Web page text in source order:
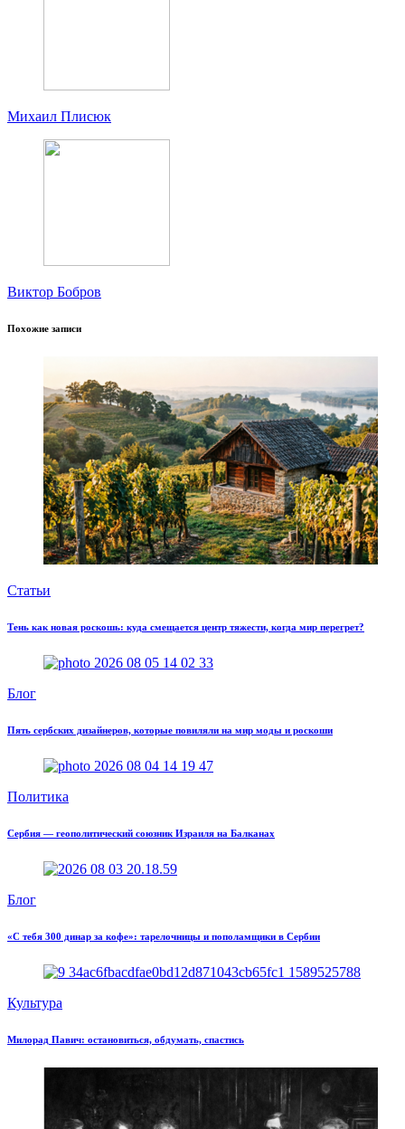
Михаил Плисюк
Виктор Бобров
Похожие записи
Статьи
Тень как новая роскошь: куда смещается центр тяжести, когда мир перегрет?
Блог
Пять сербских дизайнеров, которые повиляли на мир моды и роскоши
Политика
Сербия — геополитический союзник Израиля на Балканах
Блог
«С тебя 300 динар за кофе»: тарелочницы и пополамщики в Сербии
Культура
Милорад Павич: остановиться, обдумать, спастись